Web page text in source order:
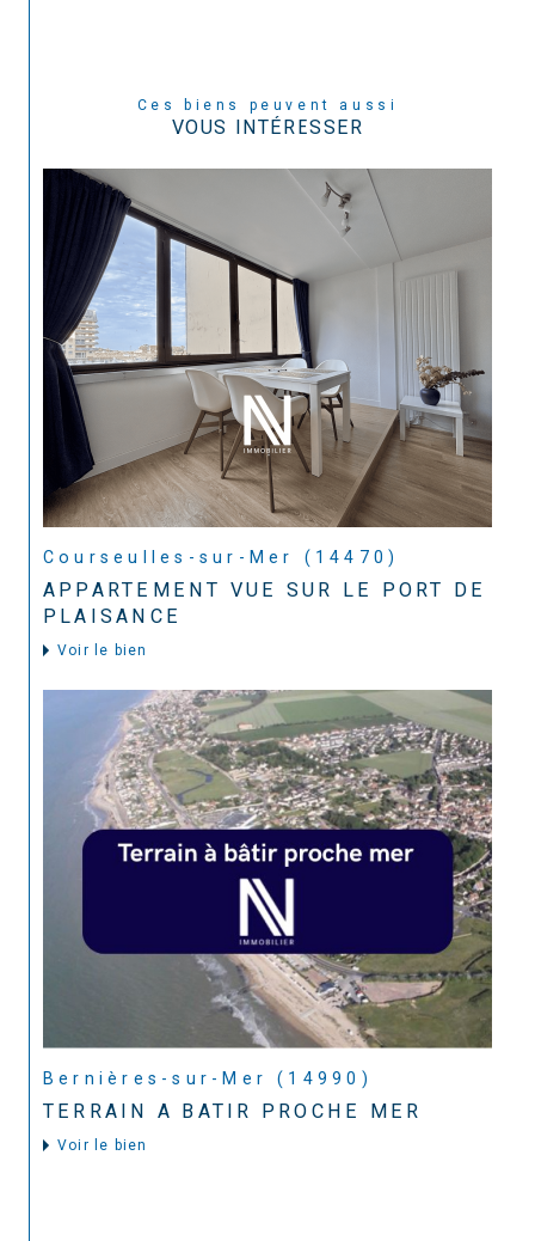
Ces biens peuvent aussi
VOUS INTÉRESSER
Courseulles-sur-Mer (14470)
APPARTEMENT VUE SUR LE PORT DE
PLAISANCE
Voir le bien
Bernières-sur-Mer (14990)
TERRAIN A BATIR PROCHE MER
Voir le bien